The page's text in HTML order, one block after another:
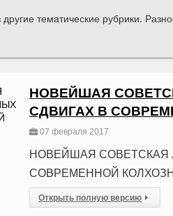
тематические рубрики.
НОВЕЙШАЯ
СДВИГАХ В
07 февраля 2017
НОВЕЙШАЯ СОВЕТСКАЯ
СОВРЕМЕННОЙ
Открыть полную версию